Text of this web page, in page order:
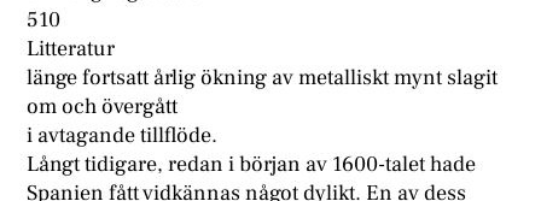
510
Litteratur
länge fortsatt årlig ökning av metalliskt mynt slagit
om och övergått
i avtagande tillflöde.
Långt tidigare, redan i början av 1600-talet hade
Spanien fått vidkännas något dylikt. En av dess